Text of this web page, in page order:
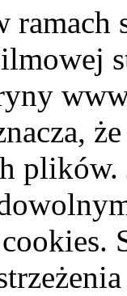
ramach
plików.